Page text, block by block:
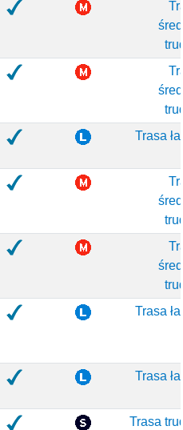
Trasa
Trasa
Trasa
Trasa